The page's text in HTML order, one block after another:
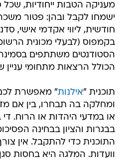
מעניקה הטבות ייחודיות, שכל
ישמחו לקבל ובהן: פטור משכר
חודשית, ליווי אקדמי אישי,
בקמפוס (לבעלי מכונית
הסטודנטים משתתפים
הכולל הרצאות מתחומי עניין
תוכנית "אילנות" מאפשרת
ומחלקה בה תבחרו, בין אם
או במדעי היהדות או הרוח.
בבגרות והציון בבחינה
התוכנית כדי להתקבל. אין
וועדות. המלגה היא בחסות